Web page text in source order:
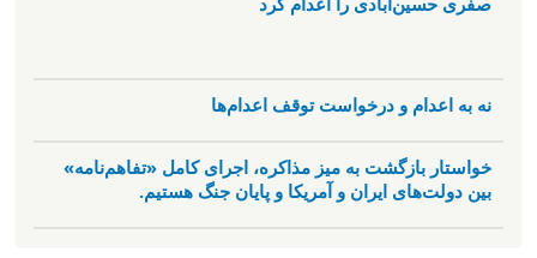
نه به اعدام و درخواست توقف اعدام‌ها
خواستار بازگشت به میز مذاکره، اجرای کامل «تفاهم‌نامه»
بین دولت‌های ایران و آمریکا و پایان جنگ هستیم.